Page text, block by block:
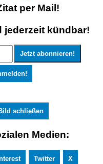
per Mail!
jederzeit kündbar!
schließen
Medien:
Twitter X